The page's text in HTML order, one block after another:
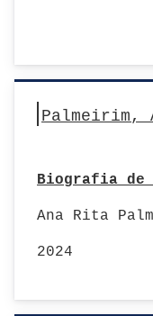
Palmeirim,
Biografia de
Ana Rita
2024